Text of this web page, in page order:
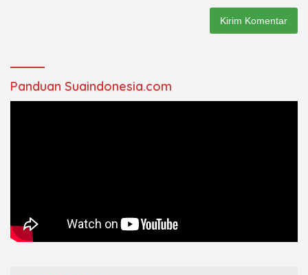
Panduan Suaindonesia.com